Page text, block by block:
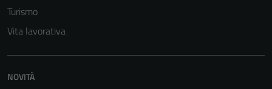
Turismo
Vita lavorativa
NOVITÀ